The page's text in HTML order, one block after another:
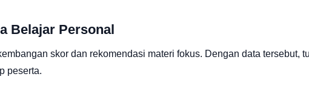
Belajar Personal
skor dan rekomendasi materi fokus. Dengan data tersebut,
peserta.